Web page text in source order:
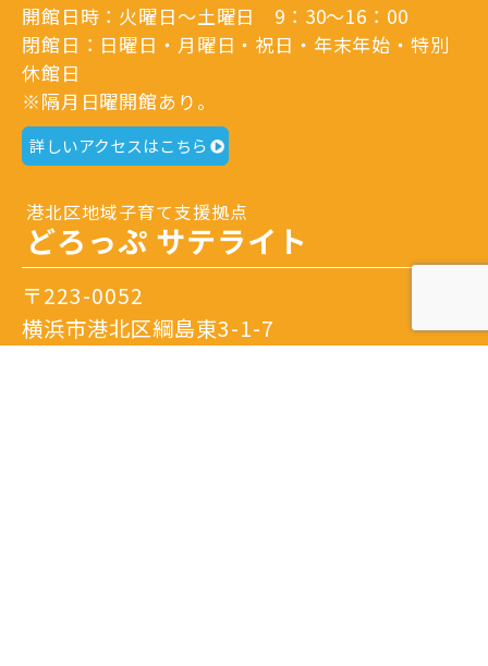
開館日時：火曜日～土曜日 9：30～16：00
閉館日：日曜日・月曜日・祝日・年末年始・特別
休館日
※隔月日曜開館あり。
詳しいアクセスはこちら
港北区地域子育て支援拠点
どろっぷ サテライト
〒223-0052
横浜市港北区綱島東3-1-7